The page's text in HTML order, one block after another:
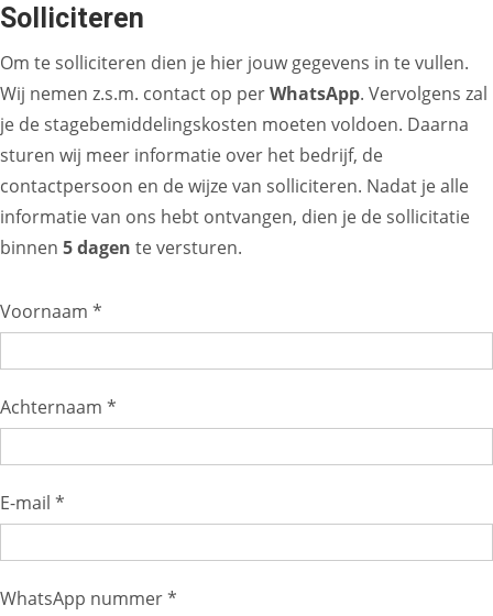
Solliciteren
Om te solliciteren dien je hier jouw gegevens in te vullen.
Wij nemen z.s.m. contact op perWhatsApp. Vervolgens zal
je de stagebemiddelingskosten moeten voldoen. Daarna
sturen wij meer informatie over het bedrijf, de
contactpersoon en de wijze van solliciteren. Nadat je alle
informatie van ons hebt ontvangen, dien je de sollicitatie
binnen 5 dagen te versturen.
Voornaam *
Achternaam *
E-mail *
WhatsApp nummer *